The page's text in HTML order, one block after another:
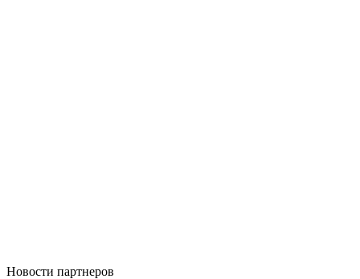
Новости партнеров